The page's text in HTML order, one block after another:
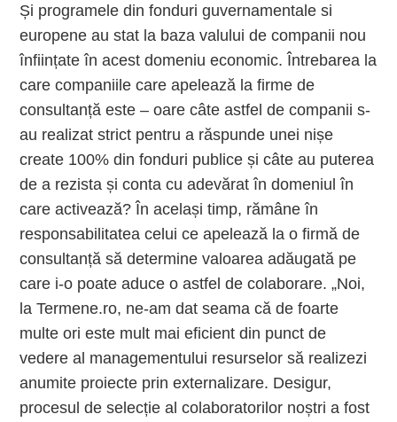
Și programele din fonduri guvernamentale si
europene au stat la baza valului de companii nou
înființate în acest domeniu economic. Întrebarea la
care companiile care apelează la firme de
consultanță este – oare câte astfel de companii s-
au realizat strict pentru a răspunde unei nișe
create 100% din fonduri publice și câte au puterea
de a rezista și conta cu adevărat în domeniul în
care activează? În același timp, rămâne în
responsabilitatea celui ce apelează la o firmă de
consultanță să determine valoarea adăugată pe
care i-o poate aduce o astfel de colaborare. „Noi,
la Termene.ro, ne-am dat seama că de foarte
multe ori este mult mai eficient din punct de
vedere al managementului resurselor să realizezi
anumite proiecte prin externalizare. Desigur,
procesul de selecție al colaboratorilor noștri a fost